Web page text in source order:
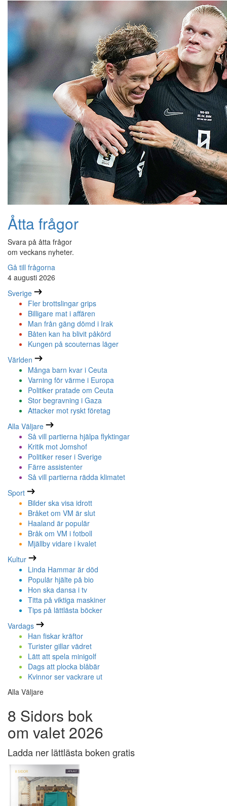
Åtta frågor
Svara på åtta frågor
om veckans nyheter.
Gå till frågorna
4 augusti 2026
Sverige
Fler brottslingar grips
Billigare mat i affären
Man från gäng dömd i Irak
Båten kan ha blivit påkörd
Kungen på scouternas läger
Världen
Många barn kvar i Ceuta
Varning för värme i Europa
Politiker pratade om Ceuta
Stor begravning i Gaza
Attacker mot ryskt företag
Alla Väljare
Så vill partierna hjälpa flyktingar
Kritik mot Jomshof
Politiker reser i Sverige
Färre assistenter
Så vill partierna rädda klimatet
Sport
Bilder ska visa idrott
Bråket om VM är slut
Haaland är populär
Bråk om VM i fotboll
Mjällby vidare i kvalet
Kultur
Linda Hammar är död
Populär hjälte på bio
Hon ska dansa i tv
Titta på viktiga maskiner
Tips på lättlästa böcker
Vardags
Han fiskar kräftor
Turister gillar vädret
Lätt att spela minigolf
Dags att plocka blåbär
Kvinnor ser vackrare ut
Alla Väljare
8 Sidors bok
om valet 2026
Ladda ner lättlästa boken gratis